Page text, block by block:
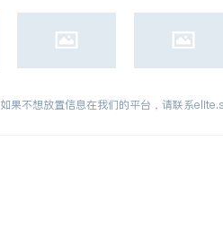
如果不想放置信息在我们的平台，请联系